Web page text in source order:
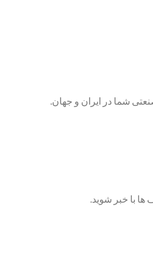
شما در ایران و جهان.
ها با خبر شوید.